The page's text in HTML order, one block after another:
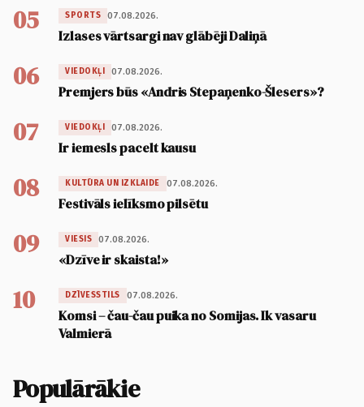
05 SPORTS 07.08.2026.
Izlases vārtsargi nav glābēji Daliņā
06 VIEDOKĻI 07.08.2026.
Premjers būs «Andris Stepaņenko-Šlesers»?
07 VIEDOKĻI 07.08.2026.
Ir iemesls pacelt kausu
08 KULTŪRA UN IZKLAIDE 07.08.2026.
Festivāls ielīksmo pilsētu
09 VIESIS 07.08.2026.
«Dzīve ir skaista!»
10 DZĪVESSTILS 07.08.2026.
Komsi – čau-čau puika no Somijas. Ik vasaru
Valmierā
Populārākie